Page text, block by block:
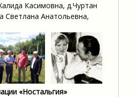
Касимовна, д.Чуртан
Анатольевна,
«Ностальгия»